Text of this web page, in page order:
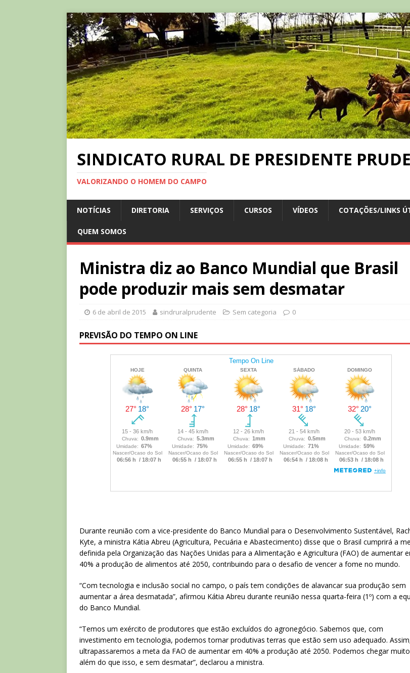
SINDICATO RURAL DE PRESIDENTE
VALORIZANDO O HOMEM DO CAMPO
NOTÍCIAS DIRETORIA SERVIÇOS CURSOS VÍDEOS COTAÇÕES/LINKS
QUEM SOMOS
Ministra diz ao Banco Mundial que Brasil
pode produzir mais sem desmatar
6 de abril de 2015 sindruralprudente Sem categoria 0
PREVISÃO DO TEMPO ON LINE
Durante reunião com a vice-presidente do Banco Mundial para o Desenvolvimento Sustentável,
Kyte, a ministra Kátia Abreu (Agricultura, Pecuária e Abastecimento) disse que o Brasil cumprirá a
definida pela Organização das Nações Unidas para a Alimentação e Agricultura (FAO) de aumentar
40% a produção de alimentos até 2050, contribuindo para o desafio de vencer a fome no mundo.
“Com tecnologia e inclusão social no campo, o país tem condições de alavancar sua produção sem
aumentar a área desmatada”, afirmou Kátia Abreu durante reunião nessa quarta-feira (1º) com a
do Banco Mundial.
“Temos um exército de produtores que estão excluídos do agronegócio. Sabemos que, com
investimento em tecnologia, podemos tornar produtivas terras que estão sem uso adequado.
ultrapassaremos a meta da FAO de aumentar em 40% a produção até 2050. Podemos chegar muito
além do que isso, e sem desmatar”, declarou a ministra.